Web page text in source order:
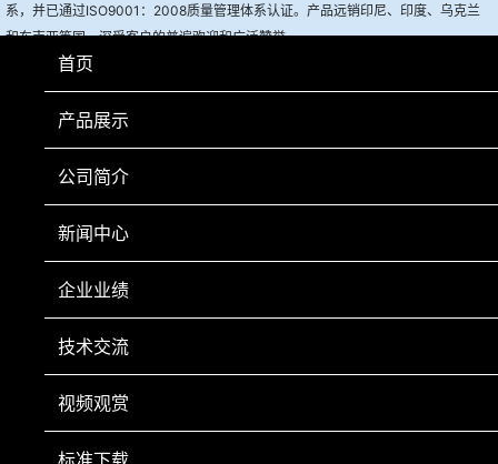
系，并已通过ISO9001：2008质量管理体系认证。产品远销印尼、印度、乌克兰
和东南亚等国，深受客户的普遍欢迎和广泛赞誉。
品技术一直保持在行业的前列，并已获得七项国家专利。其中
公司秉承“质量为先、信誉为重、管理为本、服务为诚”
人不断的追求和目标，愿与广大朋友携手共创美好的明天！
首页
产品展示
公司简介
新闻中心
企业业绩
技术交流
视频观赏